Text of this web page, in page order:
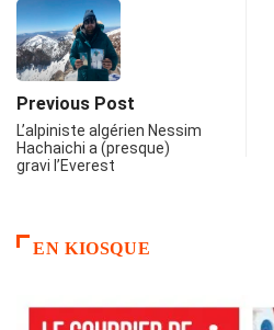
Previous Post
L’alpiniste algérien Nessim
Hachaichi a (presque)
gravi l’Everest
EN KIOSQUE